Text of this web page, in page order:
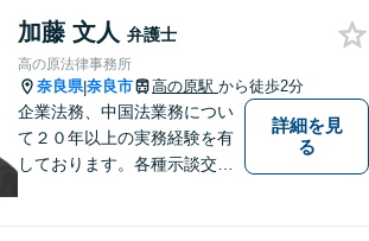
加藤 文人 弁護士
高の原法律事務所
奈良県|奈良市 高の原駅 から徒歩2分
企業法務、中国法業務につい
て２０年以上の実務経験を有
しております。各種示談交
詳細を見
る